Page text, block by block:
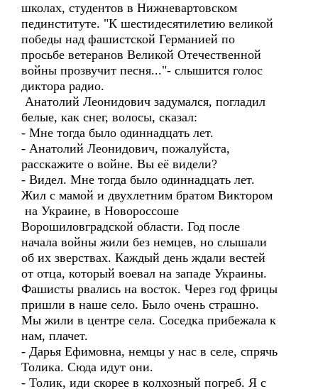
школах, студентов в Нижневартовском
пединституте. "К шестидесятилетию великой
победы над фашистской Германией по
просьбе ветеранов Великой Отечественной
войны прозвучит песня..."- слышится голос
диктора радио.
Анатолий Леонидович задумался, погладил
белые, как снег, волосы, сказал:
- Мне тогда было одиннадцать лет.
- Анатолий Леонидович, пожалуйста,
расскажите о войне. Вы её видели?
- Видел. Мне тогда было одиннадцать лет.
Жил с мамой и двухлетним братом Виктором
на Украине, в Новороссоше
Ворошиловградской области. Год после
начала войны жили без немцев, но слышали
об их зверствах. Каждый день ждали вестей
от отца, который воевал на западе Украины.
Фашисты рвались на восток. Через год фрицы
пришли в наше село. Было очень страшно.
Мы жили в центре села. Соседка прибежала к
нам, плачет.
- Дарья Ефимовна, немцы у нас в селе, спрячь
Толика. Сюда идут они.
- Толик, иди скорее в колхозный погреб. Я с